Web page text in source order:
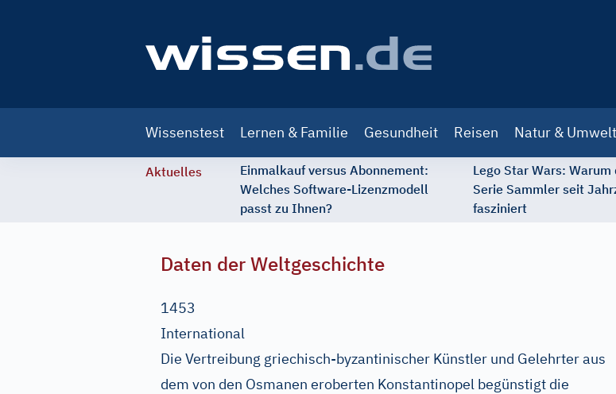
navigation
Wissenstest Lernen & Familie Gesundheit Reisen Natur & Umwelt
Aktuelles
Einmalkauf versus Abonnement:
Welches Software-Lizenzmodell
passt zu Ihnen?
Lego Star Wars:
Serie Sammler seit
fasziniert
Daten der Weltgeschichte
1453
International
Die Vertreibung griechisch-byzantinischer Künstler und Gelehrter aus
dem von den Osmanen eroberten Konstantinopel begünstigt die